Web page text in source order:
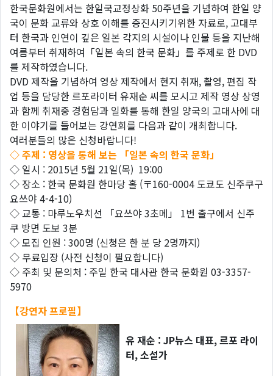
한국문화원에서는 한일국교정상화 50주년을 기념하여 한일 양
국이 문화 교류와 상호 이해를 증진시키기위한 자료로, 고대부
터 한국과 인연이 깊은 일본 각지의 시설이나 인물 등을 지난해
여름부터 취재하여「일본 속의 한국 문화」를 주제로 한 DVD
를 제작하였습니다.
DVD 제작을 기념하여 영상 제작에서 현지 취재, 촬영, 편집 작
업 등을 담당한 르포라이터 유재순 씨를 모시고 제작 영상 상영
과 함께 취재중 경험담과 일화를 통해 한일 양국의 고대사에 대
한 이야기를 들어보는 강연회를 다음과 같이 개최합니다.
여러분들의 많은 신청바랍니다!
◇ 주제 : 영상을 통해 보는 「일본 속의 한국 문화」
◇ 일시 : 2015년 5월 21일(목) 19:00
◇ 장소 : 한국 문화원 한마당 홀 (〒160-0004 도쿄도 신주쿠구
요쓰야 4-4-10)
◇ 교통 : 마루노우치선 「요쓰야 3초메」 1번 출구에서 신주
쿠 방면 도보 3분
◇ 모집 인원 : 300명 (신청은 한 분 당 2명까지)
◇ 무료입장 (사전 신청이 필요합니다)
◇ 주최 및 문의처 : 주일 한국 대사관 한국 문화원 03-3357-
5970
【강연자 프로필】
유 재순 : JP뉴스 대표, 르포 라이
터, 소설가